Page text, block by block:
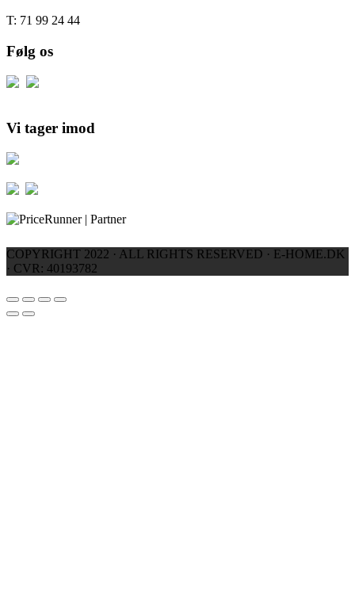
T: 71 99 24 44
Følg os
Vi tager imod
COPYRIGHT 2022 · ALL RIGHTS RESERVED · E-HOME.DK
· CVR: 40193782